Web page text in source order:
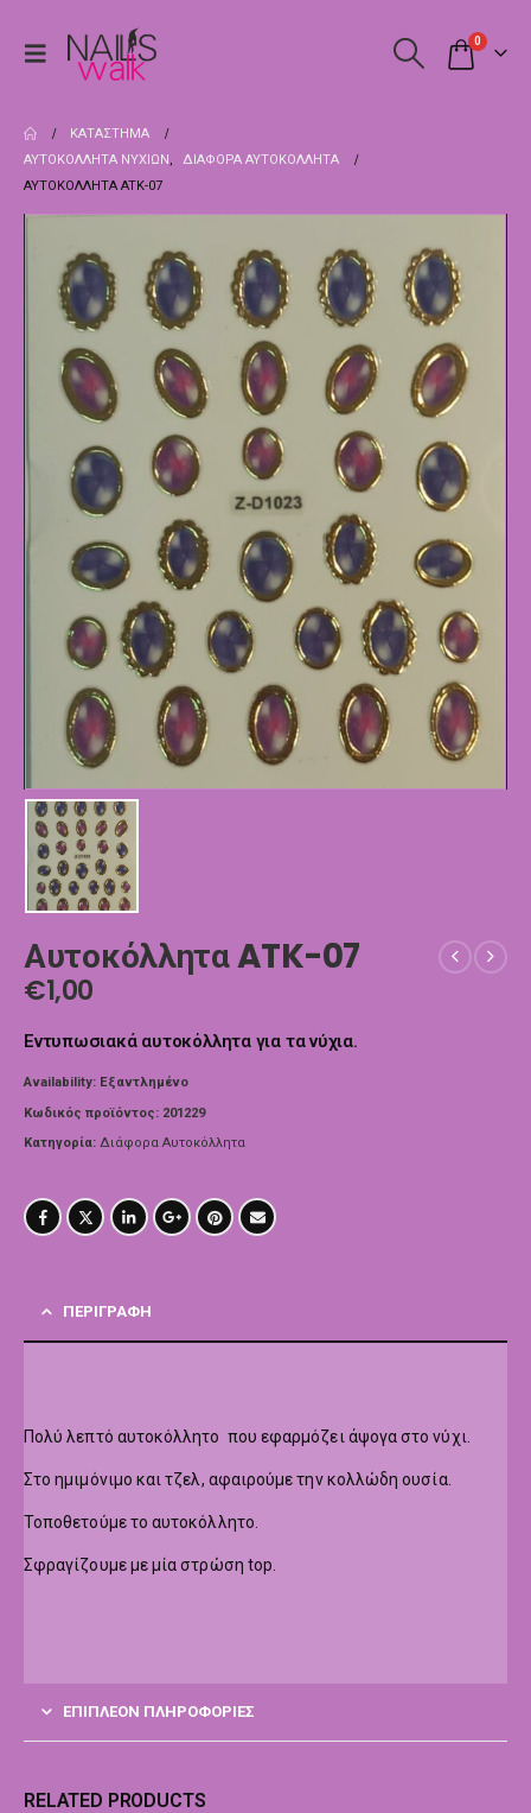
0
ΚΑΤΆΣΤΗΜΑ
ΑΥΤΟΚΌΛΛΗΤΑ ΝΥΧΙΏΝ,
ΔΙΆΦΟΡΑ ΑΥΤΟΚΌΛΛΗΤΑ
ΑΥΤΟΚΌΛΛΗΤΑ ATK-07
Αυτοκόλλητα ATK-07
€1,00
Εντυπωσιακά αυτοκόλλητα για τα νύχια.
Availability: Εξαντλημένο
Κωδικός προϊόντος: 201229
Κατηγορία: Διάφορα Αυτοκόλλητα
ΠΕΡΙΓΡΑΦΉ
Πολύ λεπτό αυτοκόλλητο που εφαρμόζει άψογα στο νύχι.
Στο ημιμόνιμο και τζελ, αφαιρούμε την κολλώδη ουσία.
Τοποθετούμε το αυτοκόλλητο.
Σφραγίζουμε με μία στρώση top.
ΕΠΙΠΛΈΟΝ ΠΛΗΡΟΦΟΡΊΕΣ
RELATED PRODUCTS